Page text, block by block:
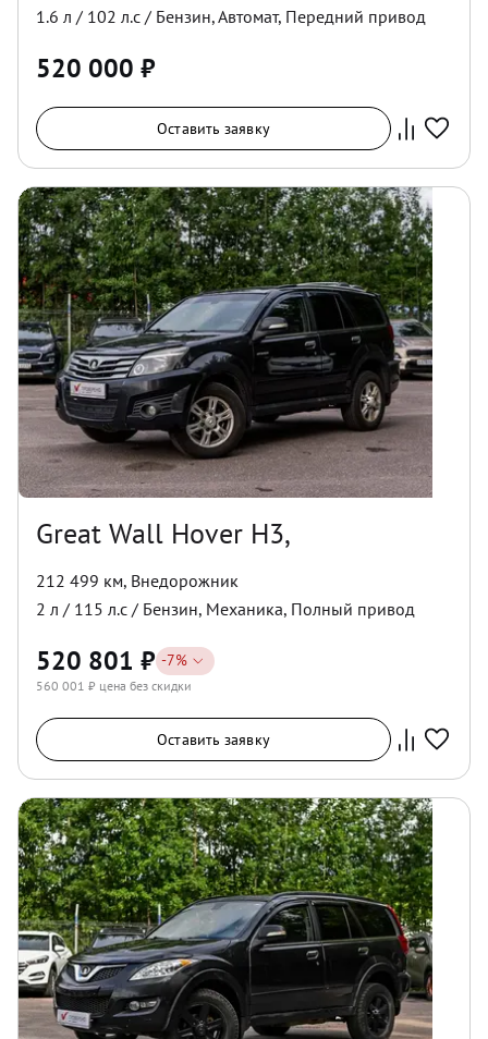
1.6 л / 102 л.с / Бензин,Автомат, Передний привод
520 000 ₽
Оставить заявку
Great Wall Hover H3,
212 499 км, Внедорожник
2 л / 115 л.с / Бензин, Механика, Полный привод
520 801 ₽ -7%
560 001 ₽ цена без скидки
Оставить заявку